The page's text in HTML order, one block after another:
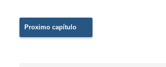
Proximo capítulo